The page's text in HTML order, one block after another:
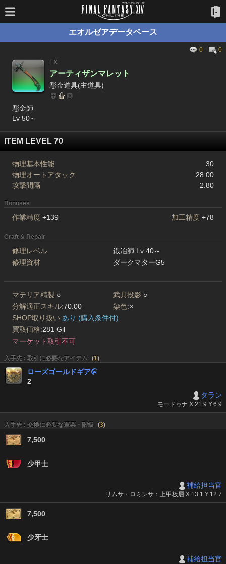
エオルゼアデータベース
0
0
EX
アーティザンマレット
彫金道具(主道具)
彫金師
Lv 50～
ITEM LEVEL 70
物理基本性能
30
物理オートアタック
28.00
攻撃間隔
2.80
Bonuses
作業精度 +139 加工精度 +78
Craft & Repair
修理レベル
鍛冶師 Lv 40～
修理資材
ダークマターG5
マテリア精製:○ 武具投影:○
分解適正スキル:70.00 染色:×
SHOP取り扱い:あり (購入条件付)
買取価格:281 Gil
マーケット取引不可
入手先 : 取引に必要なアイテム (1)
ローズゴールドギア
2
タラン
モードゥナ X:21.9 Y:6.9
入手先 : 交換に必要な軍票・階級 (3)
7,500
少甲士
補給担当官
リムサ・ロミンサ：上甲板層 X:13.1 Y:12.7
7,500
少牙士
補給担当官